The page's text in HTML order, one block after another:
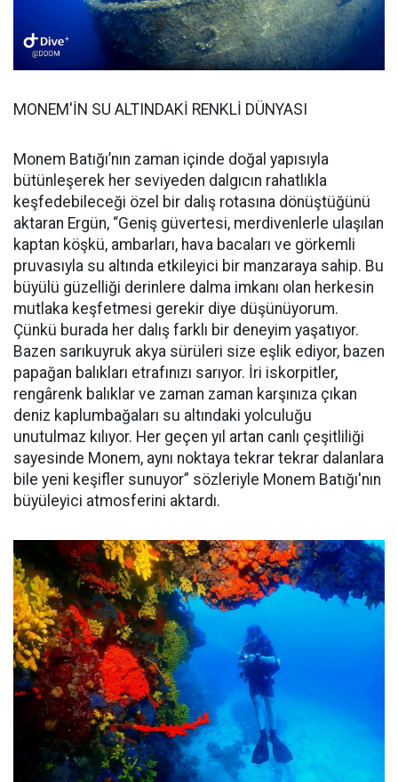
MONEM'İN SU ALTINDAKİ RENKLİ DÜNYASI
Monem Batığı’nın zaman içinde doğal yapısıyla
bütünleşerek her seviyeden dalgıcın rahatlıkla
keşfedebileceği özel bir dalış rotasına dönüştüğünü
aktaran Ergün, “Geniş güvertesi, merdivenlerle ulaşılan
kaptan köşkü, ambarları, hava bacaları ve görkemli
pruvasıyla su altında etkileyici bir manzaraya sahip. Bu
büyülü güzelliği derinlere dalma imkanı olan herkesin
mutlaka keşfetmesi gerekir diye düşünüyorum.
Çünkü burada her dalış farklı bir deneyim yaşatıyor.
Bazen sarıkuyruk akya sürüleri size eşlik ediyor, bazen
papağan balıkları etrafınızı sarıyor. İri iskorpitler,
rengârenk balıklar ve zaman zaman karşınıza çıkan
deniz kaplumbağaları su altındaki yolculuğu
unutulmaz kılıyor. Her geçen yıl artan canlı çeşitliliği
sayesinde Monem, aynı noktaya tekrar tekrar dalanlara
bile yeni keşifler sunuyor” sözleriyle Monem Batığı'nın
büyüleyici atmosferini aktardı.